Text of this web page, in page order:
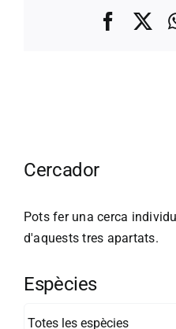
Cercador
Pots fer una cerca
d'aquests tres apartats.
Espècies